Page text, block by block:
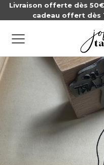
Livraison offerte dès
cadeau offert dès